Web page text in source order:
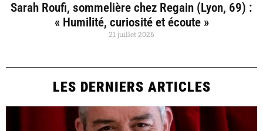
Sarah Roufi, sommelière chez Regain (Lyon, 69) :
« Humilité, curiosité et écoute »
21 juillet 2026
LES DERNIERS ARTICLES